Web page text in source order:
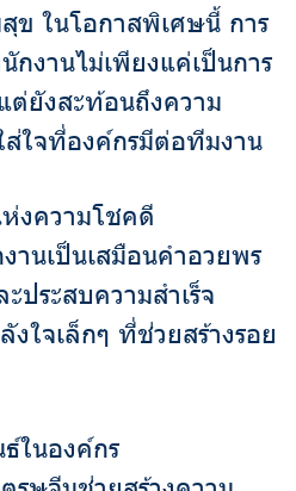
ข ในโอกาสพิเศษนี้ การ
งานไม่เพียงแค่เป็นการ
ต่ยังสะท้อนถึงความ
ส่ใจที่องค์กรมีต่อทีมงาน
ความโชคดี
นเป็นเสมือนคำอวยพร
ประสบความสำเร็จ
ใจเล็กๆ ที่ช่วยสร้างรอย
ในองค์กร